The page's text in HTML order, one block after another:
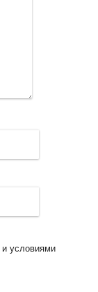
и условиями